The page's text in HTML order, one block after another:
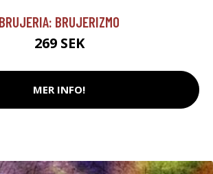
BRUJERIA: BRUJERIZMO
269 SEK
MER INFO!